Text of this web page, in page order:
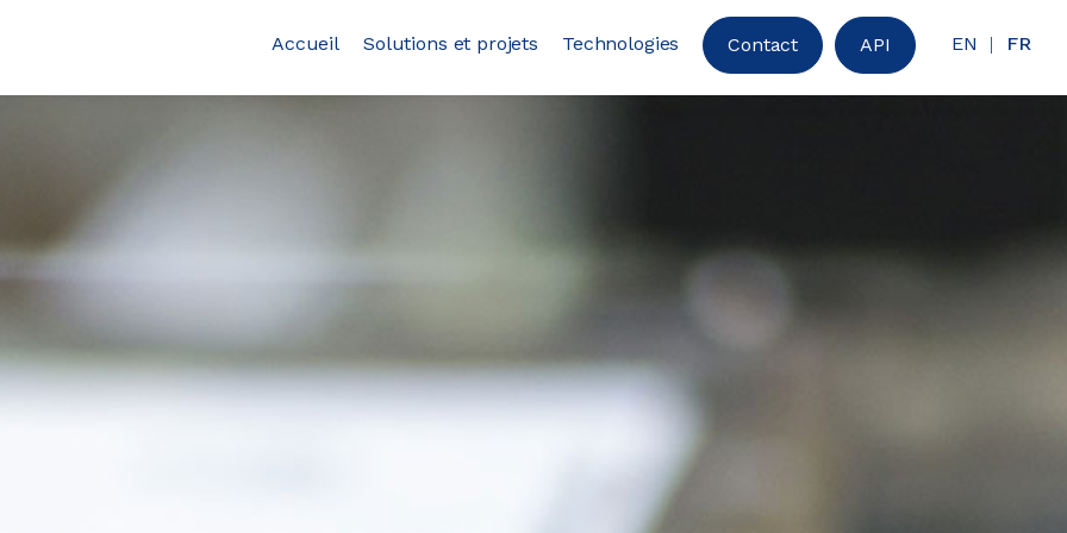
EN FR
Accueil Solutions et projets Technologies Contact API